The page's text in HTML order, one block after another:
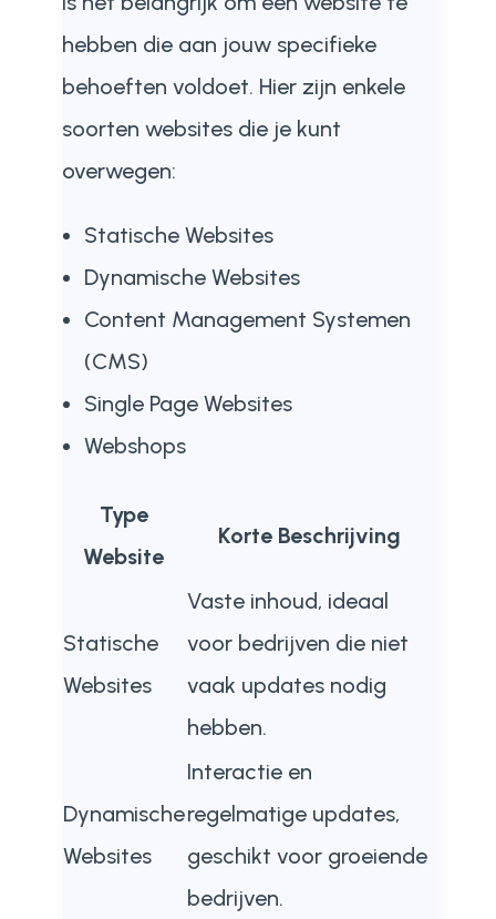
hebben die aan jouw specifieke
behoeften voldoet. Hier zijn enkele
soorten websites die je kunt
overwegen:
Statische Websites
Dynamische Websites
Content Management Systemen
(CMS)
Single Page Websites
Webshops
Type
Website
Korte Beschrijving
Statische
Websites
Vaste inhoud, ideaal
voor bedrijven die niet
vaak updates nodig
hebben.
Dynamische
Websites
Interactie en
regelmatige updates,
geschikt voor groeiende
bedrijven.